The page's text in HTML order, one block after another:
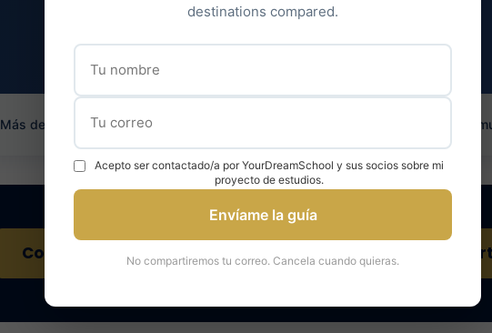
Descubrir nuestro acompañamiento →
Más de 1000 estudiantes Expertos en universidades
Contáctenos para una consulta Hable con un
destinations compared.
Acepto ser contactado/a por YourDreamSchool y sus socios sobre mi
proyecto de estudios.
Envíame la guía
No compartiremos tu correo. Cancela cuando quieras.